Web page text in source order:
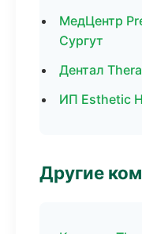
МедЦентр
Сургут
Дентал
ИП Esthetic
Другие